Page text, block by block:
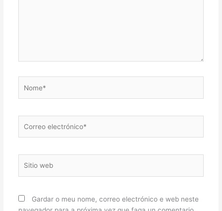
electrónico*
web
Gardar o meu nome, correo electrónico e web neste